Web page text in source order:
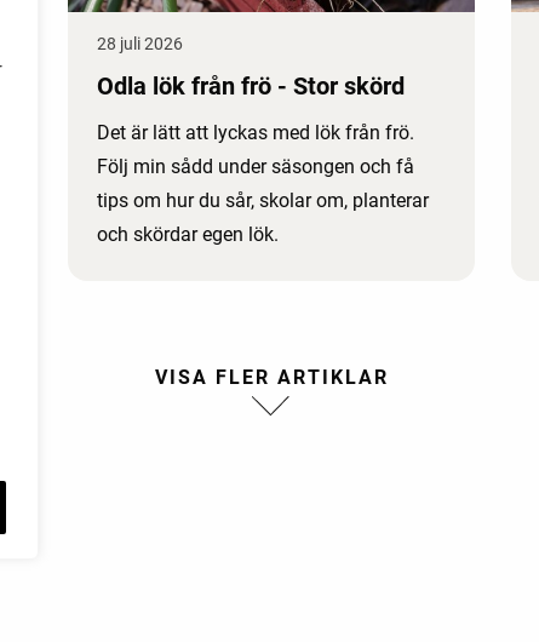
28 juli 2026
Odla lök från frö - Stor skörd
Det är lätt att lyckas med lök från frö.
Följ min sådd under säsongen och få
tips om hur du sår, skolar om, planterar
och skördar egen lök.